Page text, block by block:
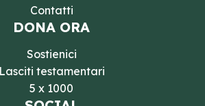
Contatti
DONA ORA
Sostienici
Lasciti testamentari
5 x 1000